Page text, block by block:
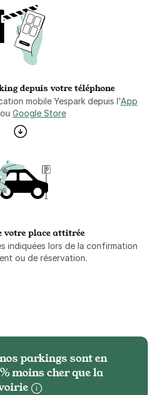
depuis votre téléphone
mobile Yespark depuis l'App
Google Store
votre place attitrée
indiquées lors de la confirmation
ou de réservation.
parkings sont en
moins cher que la